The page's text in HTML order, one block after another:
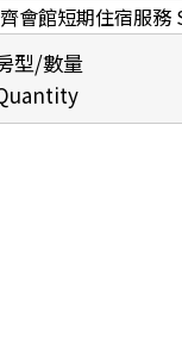
會館短期住宿服
型/數量